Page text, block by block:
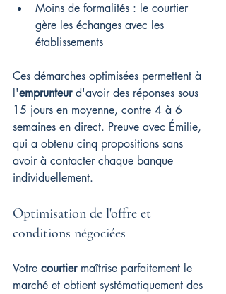
Moins de formalités : le courtier
gère les échanges avec les
établissements
Ces démarches optimisées permettent à
l'emprunteur d'avoir des réponses sous
15 jours en moyenne, contre 4 à 6
semaines en direct. Preuve avec Émilie,
qui a obtenu cinq propositions sans
avoir à contacter chaque banque
individuellement.
Optimisation de l'offre et
conditions négociées
Votre courtier maîtrise parfaitement le
marché et obtient systématiquement des